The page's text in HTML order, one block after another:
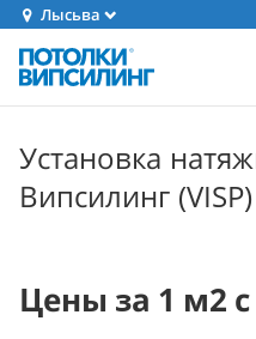
Лысьва
Установка
Випсилинг
Цены за 1 м2